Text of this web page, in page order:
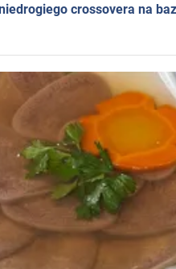
crossovera na